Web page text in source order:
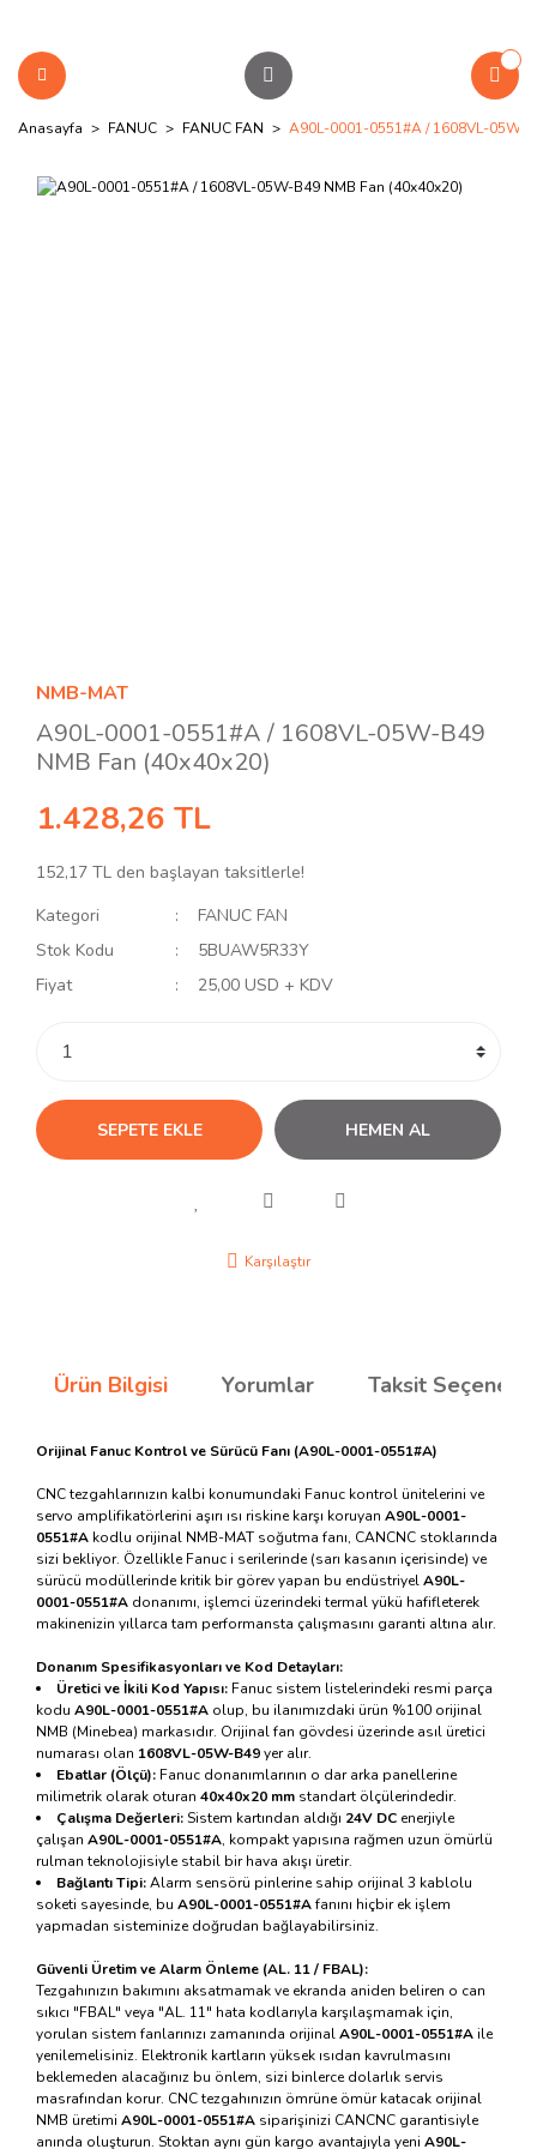
Anasayfa FANUC FANUC FAN A90L-0001-0551#A / 1608VL-05W-
NMB-MAT
A90L-0001-0551#A / 1608VL-05W-B49
NMB Fan (40x40x20)
1.428,26 TL
152,17 TL den başlayan taksitlerle!
Kategori
FANUC FAN
Stok Kodu
5BUAW5R33Y
Fiyat
25,00 USD + KDV
SEPETE EKLE HEMEN AL
Karşılaştır
Ürün Bilgisi Yorumlar Taksit
Orijinal Fanuc Kontrol ve Sürücü Fanı (A90L-0001-0551#A)
CNC tezgahlarınızın kalbi konumundaki Fanuc kontrol ünitelerini ve
servo amplifikatörlerini aşırı ısı riskine karşı koruyan A90L-0001-
0551#A kodlu orijinal NMB-MAT soğutma fanı, CANCNC stoklarında
sizi bekliyor. Özellikle Fanuc i serilerinde (sarı kasanın içerisinde) ve
sürücü modüllerinde kritik bir görev yapan bu endüstriyelA90L-
0001-0551#A donanımı, işlemci üzerindeki termal yükü hafifleterek
makinenizin yıllarca tam performansta çalışmasını garanti altına alır.
Donanım Spesifikasyonları ve Kod Detayları:
Üretici ve İkili Kod Yapısı: Fanuc sistem listelerindeki resmi parça
kodu A90L-0001-0551#A olup, bu ilanımızdaki ürün %100 orijinal
NMB (Minebea) markasıdır. Orijinal fan gövdesi üzerinde asıl üretici
numarası olan 1608VL-05W-B49yer alır.
Ebatlar (Ölçü): Fanuc donanımlarının o dar arka panellerine
milimetrik olarak oturan 40x40x20 mm standart ölçülerindedir.
Çalışma Değerleri:Sistem kartından aldığı 24V DC enerjiyle
çalışan A90L-0001-0551#A, kompakt yapısına rağmen uzun ömürlü
rulman teknolojisiyle stabil bir hava akışı üretir.
Bağlantı Tipi:Alarm sensörü pinlerine sahip orijinal 3 kablolu
soketi sayesinde, bu A90L-0001-0551#Afanını hiçbir ek işlem
yapmadan sisteminize doğrudan bağlayabilirsiniz.
Güvenli Üretim ve Alarm Önleme (AL. 11 / FBAL):
Tezgahınızın bakımını aksatmamak ve ekranda aniden beliren o can
sıkıcı "FBAL" veya "AL. 11" hata kodlarıyla karşılaşmamak için,
yorulan sistem fanlarınızı zamanında orijinalA90L-0001-0551#A ile
yenilemelisiniz. Elektronik kartların yüksek ısıdan kavrulmasını
beklemeden alacağınız bu önlem, sizi binlerce dolarlık servis
masrafından korur. CNC tezgahınızın ömrüne ömür katacak orijinal
NMB üretimi A90L-0001-0551#A siparişinizi CANCNC garantisiyle
anında oluşturun. Stoktan aynı gün kargo avantajıyla yeni A90L-